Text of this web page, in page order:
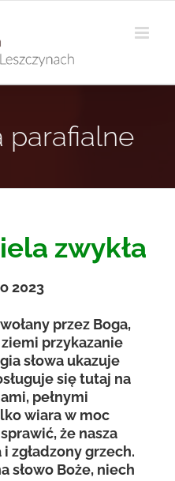
parafialne
zwykła
2023
przez Boga,
przykazanie
słowa ukazuje
się tutaj na
pełnymi
wiara w moc
że nasza
zgładzony grzech.
słowo Boże, niech